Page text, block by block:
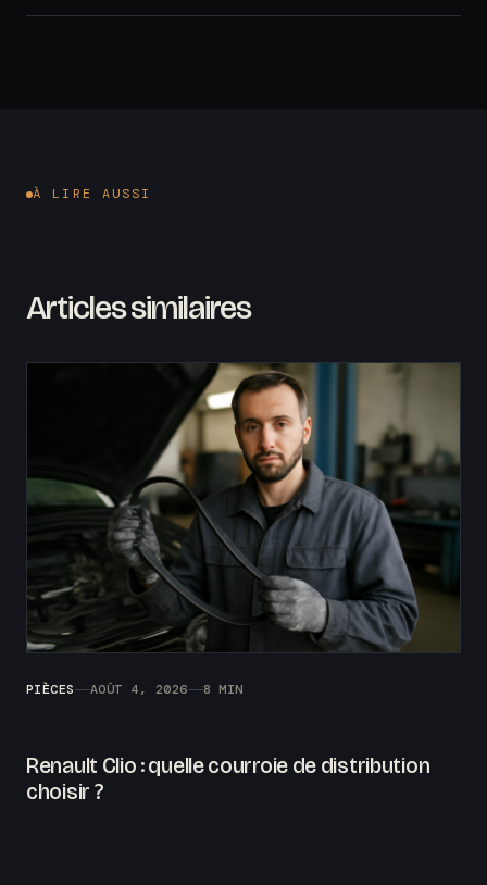
À LIRE AUSSI
Articles similaires
PIÈCES AOÛT 4, 2026 8 MIN
Renault Clio : quelle courroie de distribution
choisir ?